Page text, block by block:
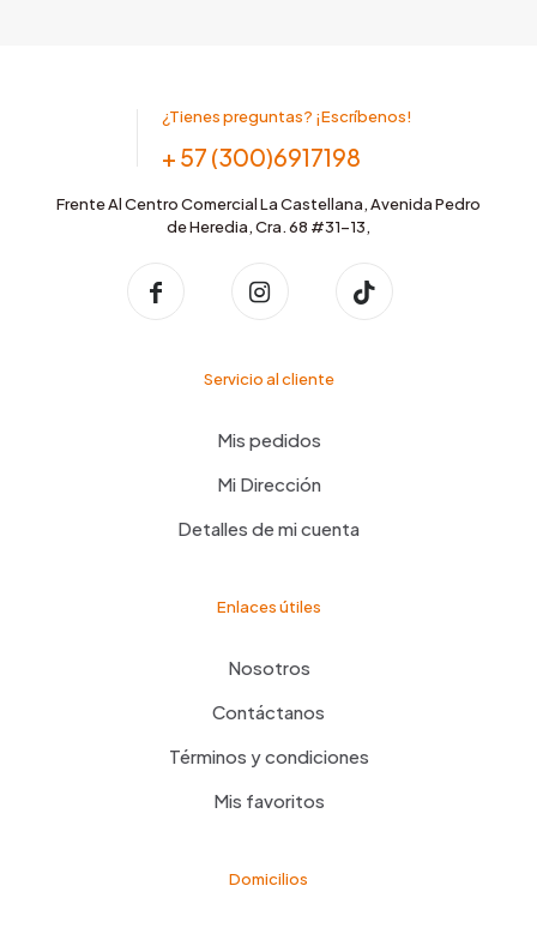
¿Tienes preguntas? ¡Escríbenos!
+ 57 (300)6917198
Frente Al Centro Comercial La Castellana, Avenida Pedro
de Heredia, Cra. 68 #31-13,
Servicio al cliente
Mis pedidos
Mi Dirección
Detalles de mi cuenta
Enlaces útiles
Nosotros
Contáctanos
Términos y condiciones
Mis favoritos
Domicilios